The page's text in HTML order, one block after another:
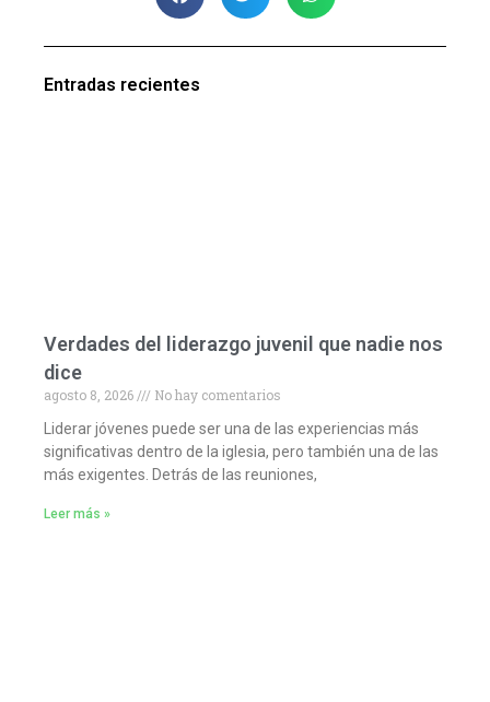
Entradas recientes
Verdades del liderazgo juvenil que nadie nos
dice
agosto 8, 2026
No hay comentarios
Liderar jóvenes puede ser una de las experiencias más
significativas dentro de la iglesia, pero también una de las
más exigentes. Detrás de las reuniones,
Leer más »